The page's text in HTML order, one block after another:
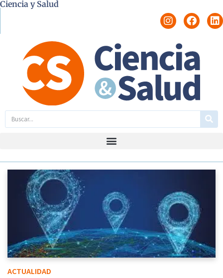
Ciencia y Salud
ACTUALIDAD